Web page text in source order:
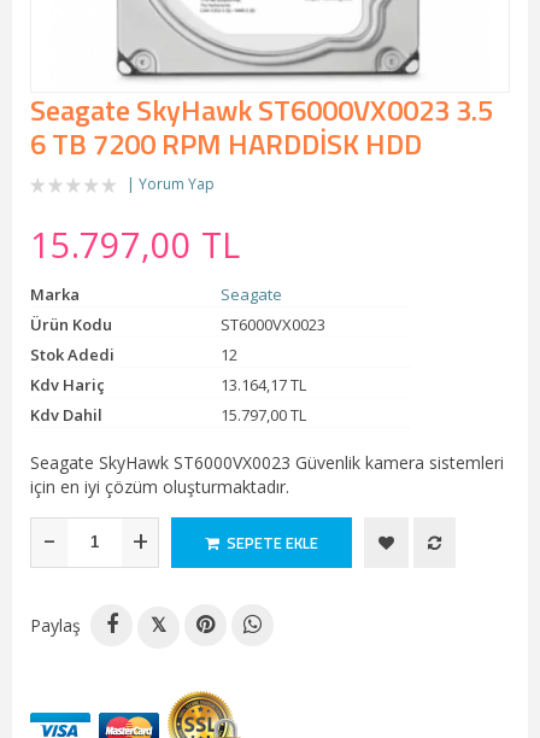
Seagate SkyHawk ST6000VX0023 3.5
6 TB 7200 RPM HARDDİSK HDD
Yorum Yap
15.797,00 TL
Marka
Seagate
Ürün Kodu
ST6000VX0023
Stok Adedi
12
Kdv Hariç
13.164,17 TL
Kdv Dahil
15.797,00 TL
Seagate SkyHawk ST6000VX0023 Güvenlik kamera sistemleri
için en iyi çözüm oluşturmaktadır.
- + SEPETE EKLE
Paylaş 𝕏